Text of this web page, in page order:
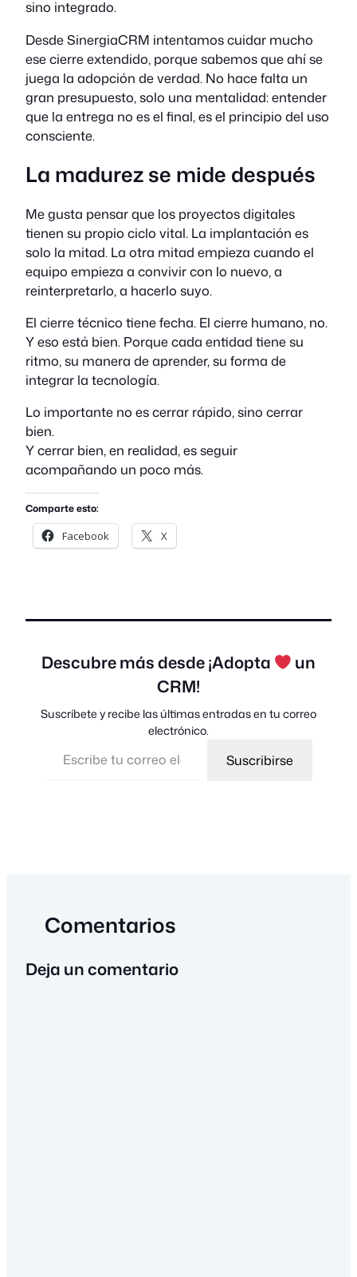
sino integrado.
Desde SinergiaCRM intentamos cuidar mucho
ese cierre extendido, porque sabemos que ahí se
juega la adopción de verdad. No hace falta un
gran presupuesto, solo una mentalidad: entender
que la entrega no es el final, es el principio del uso
consciente.
La madurez se mide después
Me gusta pensar que los proyectos digitales
tienen su propio ciclo vital. La implantación es
solo la mitad. La otra mitad empieza cuando el
equipo empieza a convivir con lo nuevo, a
reinterpretarlo, a hacerlo suyo.
El cierre técnico tiene fecha. El cierre humano, no.
Y eso está bien. Porque cada entidad tiene su
ritmo, su manera de aprender, su forma de
integrar la tecnología.
Lo importante no es cerrar rápido, sino cerrar
bien.
Y cerrar bien, en realidad, es seguir
acompañando un poco más.
Comparte esto:
Facebook X
Descubre más desde ¡Adopta
un
CRM!
Suscríbete y recibe las últimas entradas en tu correo
electrónico.
Suscribirse
Comentarios
Deja un comentario